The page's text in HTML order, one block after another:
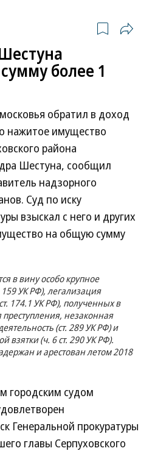
более 1
обратил в доход
нажитое имущество
района
Шестуна, сообщил
надзорного
Суд по иску
взыскал с него и других
на общую сумму
в вину особо крупное
УК РФ), легализация
174.1 УК РФ), полученных в
незаконная
(ст. 289 УК РФ) и
взятки (ч. 6 ст. 290 УК РФ).
и арестован летом 2018
городским судом
Генеральной прокуратуры
главы Серпуховского